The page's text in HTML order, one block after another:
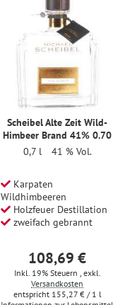
Scheibel Alte Zeit Wild-
Himbeer Brand 41% 0.70
0,7 l
41 % Vol.
Karpaten
Wildhimbeeren
Holzfeuer Destillation
zweifach gebrannt
108,69 €
Inkl. 19% Steuern exkl.
Versandkosten
155,27 € / 1 l